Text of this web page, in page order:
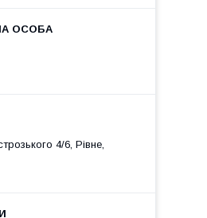
4/6, Рівне,